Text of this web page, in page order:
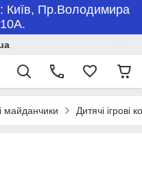
Київ, Пр.Володимира
майданчики Дитячі ігрові